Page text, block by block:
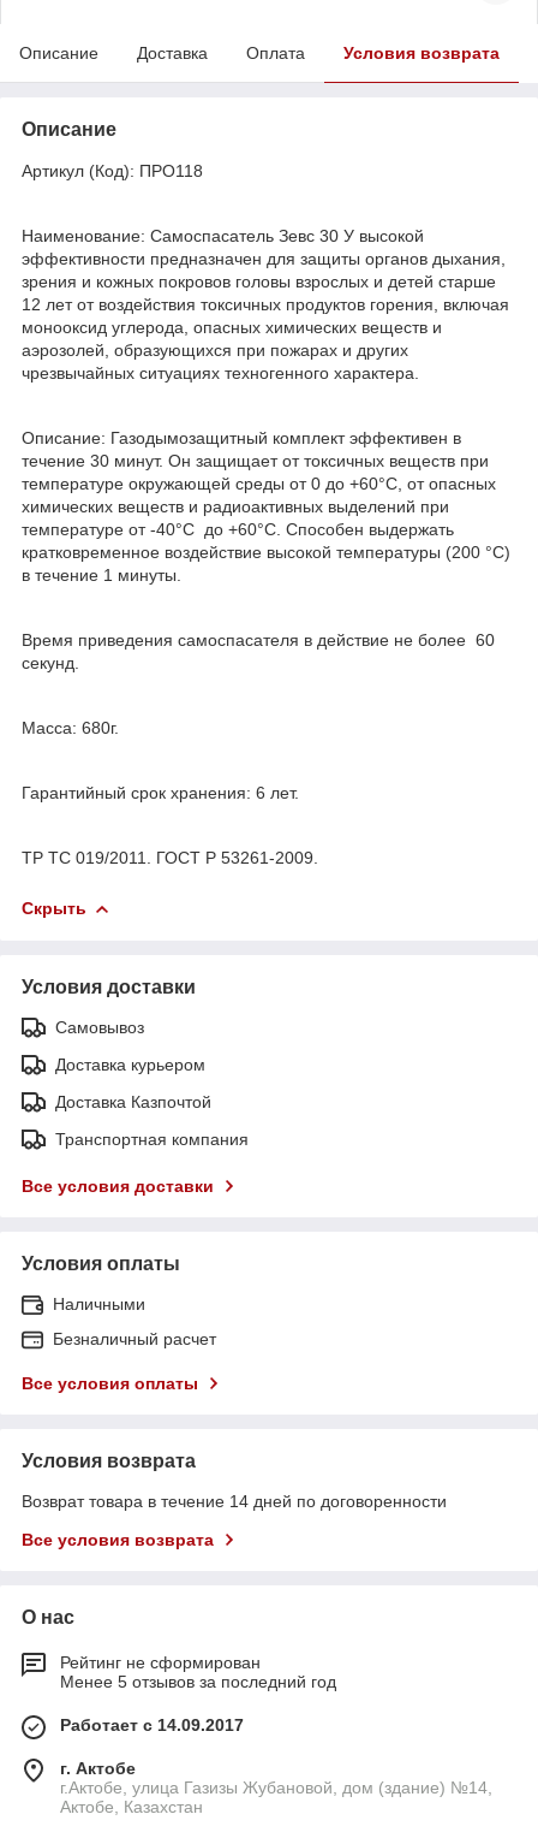
Описание Доставка Оплата Условия возврата
Описание
Артикул (Код): ПРО118
Наименование: Самоспасатель Зевс 30 У высокой
эффективности предназначен для защиты органов дыхания,
зрения и кожных покровов головы взрослых и детей старше
12 лет от воздействия токсичных продуктов горения, включая
монооксид углерода, опасных химических веществ и
аэрозолей, образующихся при пожарах и других
чрезвычайных ситуациях техногенного характера.
Описание: Газодымозащитный комплект эффективен в
течение 30 минут. Он защищает от токсичных веществ при
температуре окружающей среды от 0 до +60°C, от опасных
химических веществ и радиоактивных выделений при
температуре от -40°C до +60°C. Способен выдержать
кратковременное воздействие высокой температуры (200 °C)
в течение 1 минуты.
Время приведения самоспасателя в действие не более 60
секунд.
Масса: 680г.
Гарантийный срок хранения: 6 лет.
ТР ТС 019/2011. ГОСТ Р 53261-2009.
Скрыть
Условия доставки
Самовывоз
Доставка курьером
Доставка Казпочтой
Транспортная компания
Все условия доставки
Условия оплаты
Наличными
Безналичный расчет
Все условия оплаты
Условия возврата
Возврат товара в течение 14 дней по договоренности
Все условия возврата
О нас
Рейтинг не сформирован
Менее 5 отзывов за последний год
Работает с 14.09.2017
г. Актобе
г.Актобе, улица Газизы Жубановой, дом (здание) №14,
Актобе, Казахстан